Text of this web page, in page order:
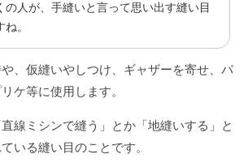
の人が、手縫いと言って思い出す縫い目
ね。
、仮縫いやしつけ、ギャザーを寄せ、パ
ケ等に使用します。
線ミシンで縫う」とか「地縫いする」と
いる縫い目のことです。